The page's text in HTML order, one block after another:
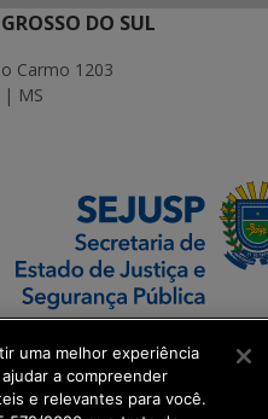
DO SUL
Carmo 1203
| MS
uma melhor experiência
a compreender
e relevantes para você.